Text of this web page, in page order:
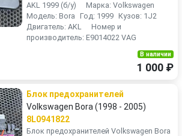
AKL 1999 (б/у) Марка: Volkswagen
Модель: Bora Год: 1999 Кузов: 1J2
Двигатель: AKL Номер и
производитель: E9014022 VAG
В наличии
1 000 ₽
Блок предохранителей
Volkswagen Bora (1998 - 2005)
8L0941822
Блок предохранителей Volkswagen Bora